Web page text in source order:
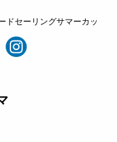
ドセーリングサマーカッ